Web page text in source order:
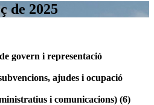
de 2025
govern i representació
ajudes i ocupació
i comunicacions) (6)